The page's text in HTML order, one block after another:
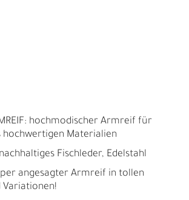
hochmodischer Armreif für
hochwertigen Materialien
nachhaltiges Fischleder, Edelstahl
angesagter Armreif in tollen
Variationen!